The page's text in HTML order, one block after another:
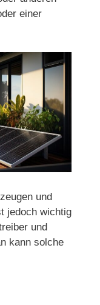
einer
und
jedoch wichtig
und
kann solche